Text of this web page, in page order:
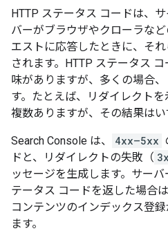
HTTP ステータス コードは、
バーがブラウザやクローラな
エストに応答したときに、そ
されます。HTTP ステータス
味がありますが、多くの場合
す。たとえば、リダイレクト
複数ありますが、その結果はい
Search Console は、 4xx—5xx
ドと、リダイレクトの失敗（
ッセージを生成します。サー
テータス コードを返した場合
コンテンツのインデックス登
ます。